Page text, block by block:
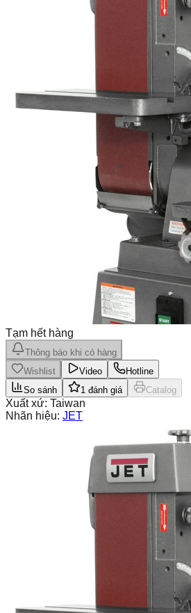
Tạm hết hàng
Thông báo khi có hàng
Wishlist
Video
Hotline
So sánh
1 đánh giá Catalog
Xuất xứ: Taiwan
Nhãn hiệu: JET